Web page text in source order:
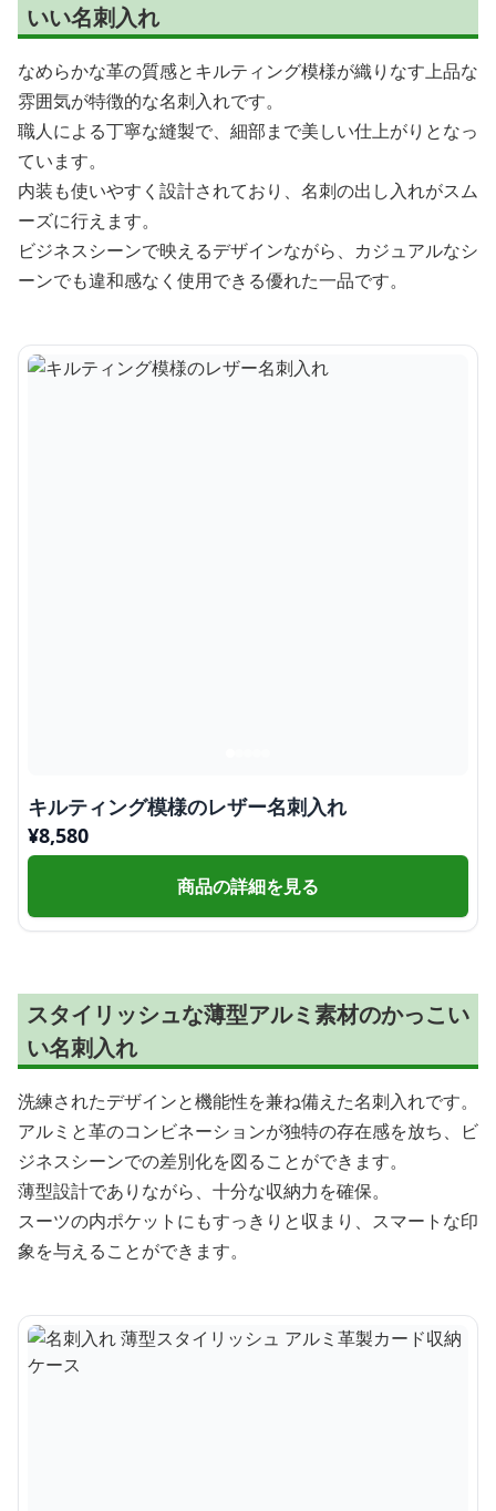
いい名刺入れ
なめらかな革の質感とキルティング模様が織りなす上品な
雰囲気が特徴的な名刺入れです。
職人による丁寧な縫製で、細部まで美しい仕上がりとなっ
ています。
内装も使いやすく設計されており、名刺の出し入れがスム
ーズに行えます。
ビジネスシーンで映えるデザインながら、カジュアルなシ
ーンでも違和感なく使用できる優れた一品です。
キルティング模様のレザー名刺入れ
¥8,580
商品の詳細を見る
スタイリッシュな薄型アルミ素材のかっこい
い名刺入れ
洗練されたデザインと機能性を兼ね備えた名刺入れです。
アルミと革のコンビネーションが独特の存在感を放ち、ビ
ジネスシーンでの差別化を図ることができます。
薄型設計でありながら、十分な収納力を確保。
スーツの内ポケットにもすっきりと収まり、スマートな印
象を与えることができます。